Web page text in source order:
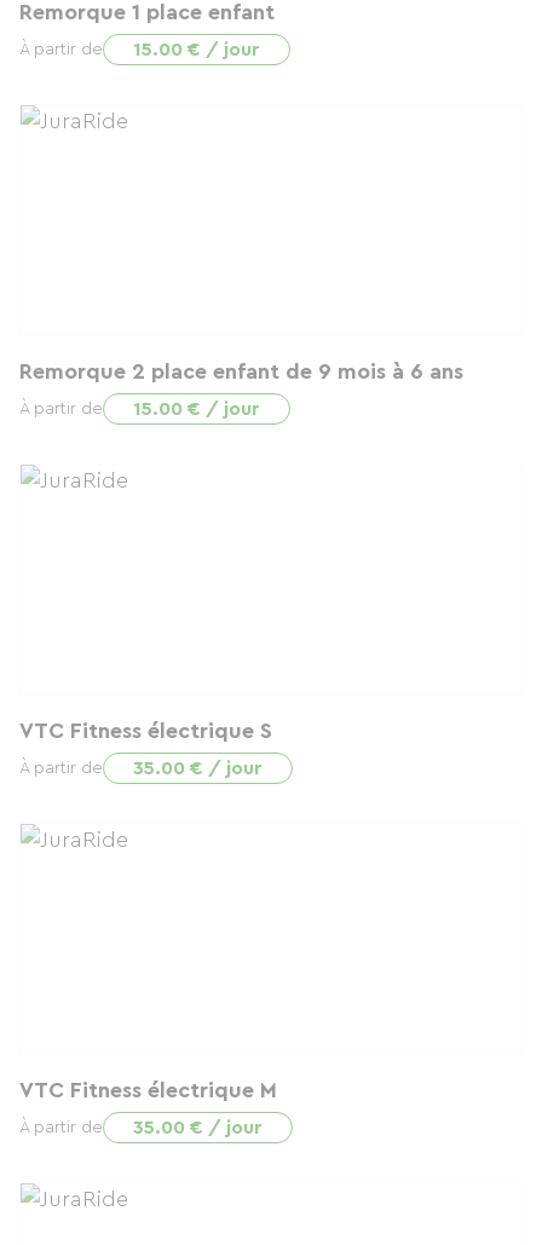
Remorque 1 place enfant
À partir de 15.00 € / jour
Remorque 2 place enfant de 9 mois à 6 ans
À partir de 15.00 € / jour
VTC Fitness électrique S
À partir de 35.00 € / jour
VTC Fitness électrique M
À partir de 35.00 € / jour